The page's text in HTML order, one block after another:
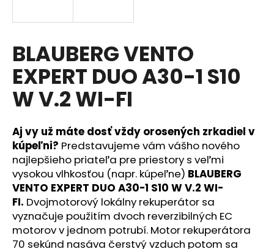
BLAUBERG VENTO
EXPERT DUO A30-1 S10
W V.2 WI-FI
Aj vy už máte dosť vždy orosených zrkadiel v
kúpeľni? Predstavujeme vám vášho nového
najlepšieho priateľa pre priestory s veľmi
vysokou vlhkosťou (napr. kúpeľne) BLAUBERG
VENTO EXPERT DUO A30-1 S10 W V.2 WI-
FI. Dvojmotorový lokálny rekuperátor sa
vyznačuje použitím dvoch reverzibilných EC
motorov v jednom potrubí. Motor rekuperátora
70 sekúnd nasáva čerstvý vzduch potom sa
s
ť
?
HĽADAŤ
O
d
p
o